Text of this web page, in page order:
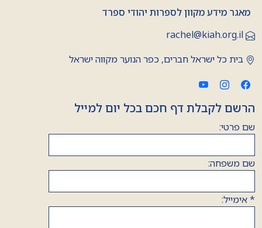
מאגר מידע מקוון לספרות יהודי ספרד
rachel@kiah.org.il
בית כל ישראל חברים, כפר הנוער מקווה ישראל
הרשם לקבלת דף חכם בכל יום למייל
שם פרטי:
שם משפחה:
*אימייל: